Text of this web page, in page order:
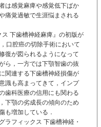
は感覚麻痺や感覚低下ばか
痛覚過敏で生涯悩まされる
下歯槽神経麻痺』の初版が
口腔癌の切除手術において
復が図られるようになって
ら，一方では下顎智歯の抜
関連する下歯槽神経損傷が
識も高まってきて，インプ
歯科医療の信用にも関わる
下顎の劣成長の傾向のため
も増加している．
フィックス 下歯槽神経・